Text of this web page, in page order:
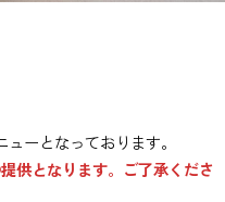
ーとなっております。
供となります。ご了承くださ